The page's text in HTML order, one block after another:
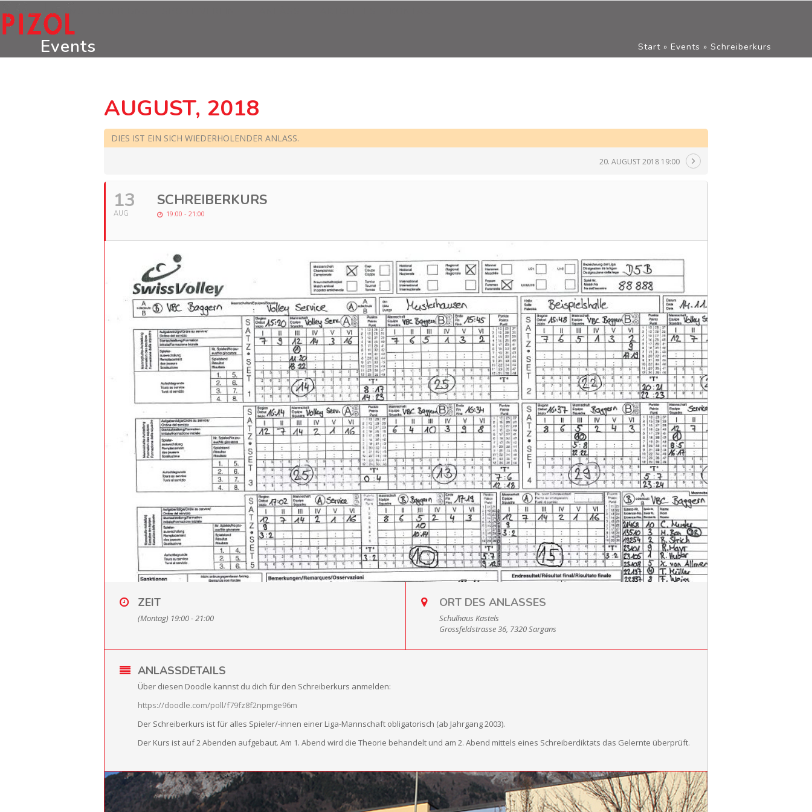
to
content
HOME TEAMS
Events Start» Events » Schreiberkurs
AUGUST, 2018
DIES IST EIN SICH WIEDERHOLENDER ANLASS.
20. AUGUST 2018 19:00
13
AUG
SCHREIBERKURS
19:00 - 21:00
ZEIT
(Montag) 19:00 - 21:00
ORT DES ANLASSES
Schulhaus Kastels
Grossfeldstrasse 36, 7320 Sargans
ANLASSDETAILS
Über diesen Doodle kannst du dich für den Schreiberkurs anmelden:
https://doodle.com/poll/f79fz8f2npmge96m
Der Schreiberkurs ist für alles Spieler/-innen einer Liga-Mannschaft obligatorisch (ab Jahrgang 2003).
Der Kurs ist auf 2 Abenden aufgebaut. Am 1. Abend wird die Theorie behandelt und am 2. Abend mittels eines Schreiberdiktats das Gelernte überprüft.